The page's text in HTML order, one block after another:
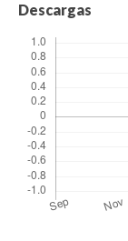
Descargas